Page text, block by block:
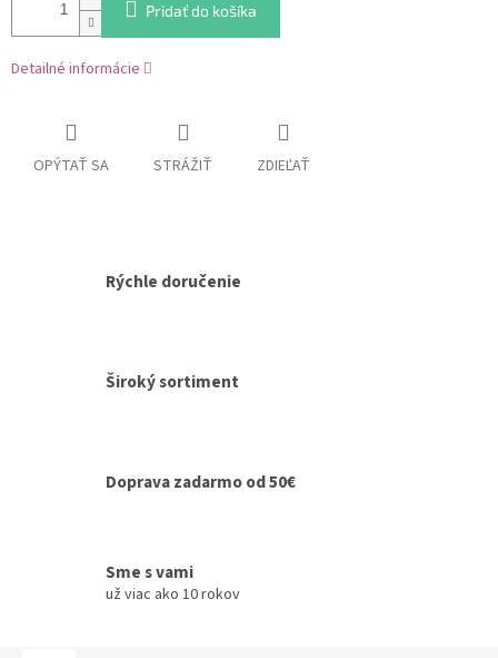
Pridať do košíka
Detailné informácie
OPÝTAŤ SA STRÁŽIŤ ZDIEĽAŤ
Rýchle doručenie
Široký sortiment
Doprava zadarmo od 50€
Sme s vami
už viac ako 10 rokov